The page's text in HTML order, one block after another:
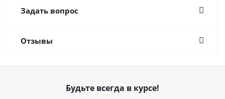
Задать вопрос
Отзывы
Будьте всегда в курсе!